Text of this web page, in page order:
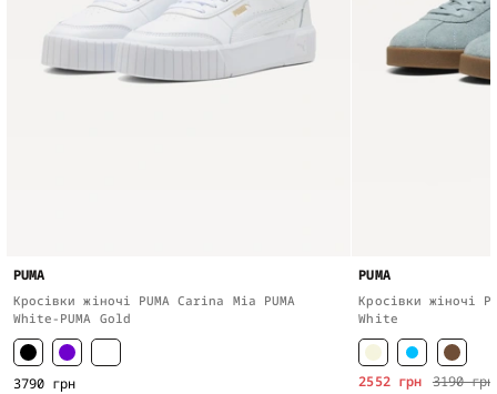
PUMA
Кросівки жіночі PUMA Carina Mia PUMA
White-PUMA Gold
3790 грн
PUMA
Кросівки жіночі
White
3190 грн
2552 грн